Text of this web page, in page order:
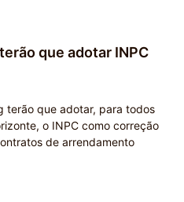
que adotar INPC
terão que adotar, para todos
o INPC como correção
de arrendamento